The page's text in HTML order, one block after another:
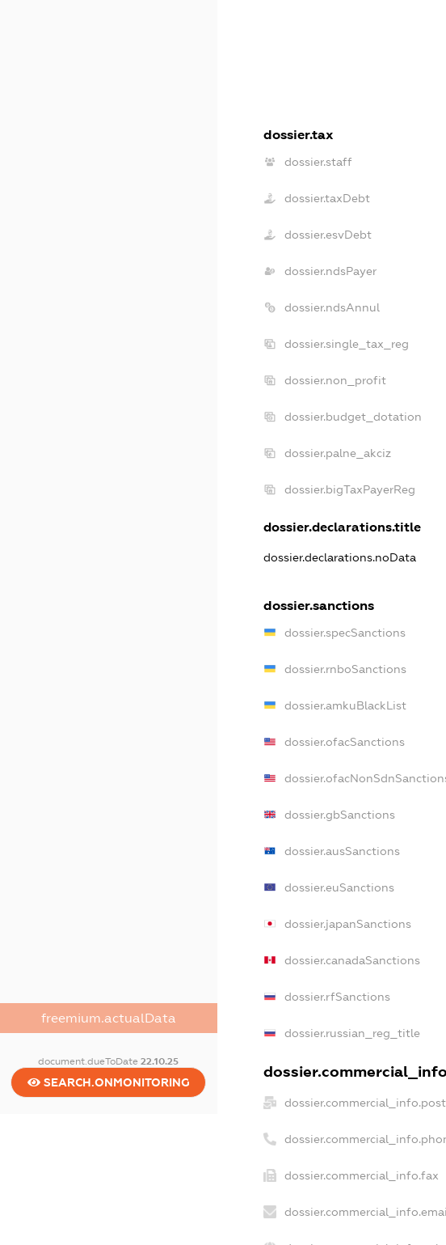
freemium.actualData
document.dueToDate22.10.25
SEARCH.ONMONITORING
dossier.tax
dossier.staff
dossier.taxDebt
dossier.esvDebt
dossier.ndsPayer
dossier.ndsAnnul
dossier.single_tax_reg
dossier.non_profit
dossier.budget_dotation
dossier.palne_akciz
dossier.bigTaxPayerReg
dossier.declarations.title
dossier.declarations.noData
dossier.sanctions
dossier.specSanctions
dossier.rnboSanctions
dossier.amkuBlackList
dossier.ofacSanctions
dossier.gbSanctions
dossier.ausSanctions
dossier.euSanctions
dossier.japanSanctions
dossier.canadaSanctions
dossier.rfSanctions
dossier.russian_reg_title
dossier.commercial_info.fax